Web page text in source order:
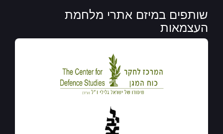
שותפים במיזם אתרי מלחמת
העצמאות